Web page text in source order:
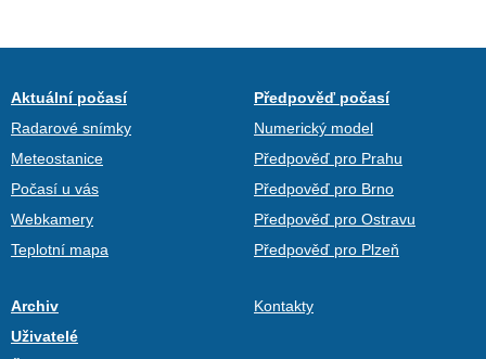
Aktuální počasí
Radarové snímky
Meteostanice
Počasí u vás
Webkamery
Teplotní mapa
Předpověď počasí
Numerický model
Předpověď pro Prahu
Předpověď pro Brno
Předpověď pro Ostravu
Předpověď pro Plzeň
Archiv
Uživatelé
Kontakty